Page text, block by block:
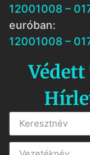
12001008 –
euróban:
12001008 –